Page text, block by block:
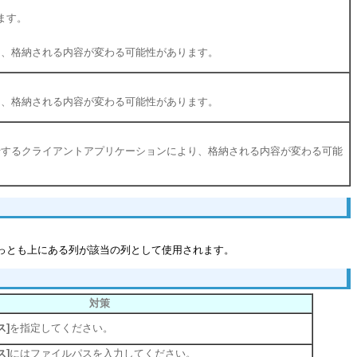
。
格納される内容が変わる可能性があります。
格納される内容が変わる可能性があります。
るクライアントアプリケーションにより、格納される内容が変わる可能
とも上にある列が該当の列として使用されます。
対策
] を指定してください。
] にはファイルパスを入力してください。